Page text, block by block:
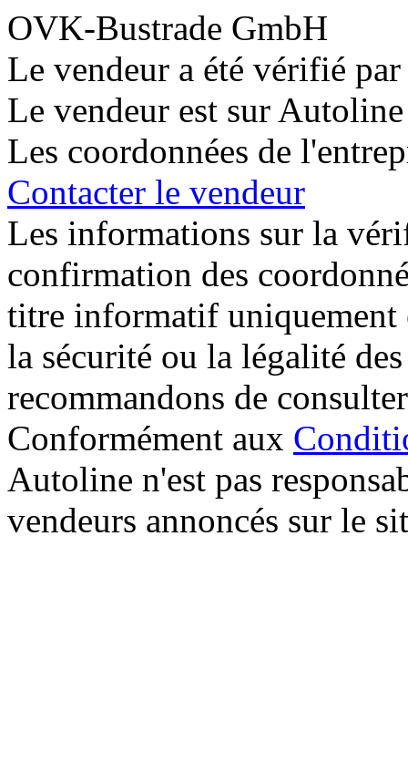
OVK-Bustrade GmbH
Le vendeur a été vérifié
Le vendeur est sur
Les coordonnées de
Contacter le vendeur
Les informations sur la
confirmation des
titre informatif uniquement
la sécurité ou la légalité
recommandons de
Conformément aux
Autoline n'est pas
vendeurs annoncés sur le